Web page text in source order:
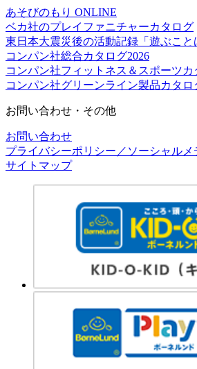
あそびのもり ONLINE
ベカ社のプレイファニチャーカタログ
東日本大震災後の活動記録「遊ぶこと
コンパン社総合カタログ2026
コンパン社フィットネス＆スポーツカ
コンパン社グリーンライン製品カタロ
お問い合わせ・その他
お問い合わせ
プライバシーポリシー／ソーシャルメ
サイトマップ